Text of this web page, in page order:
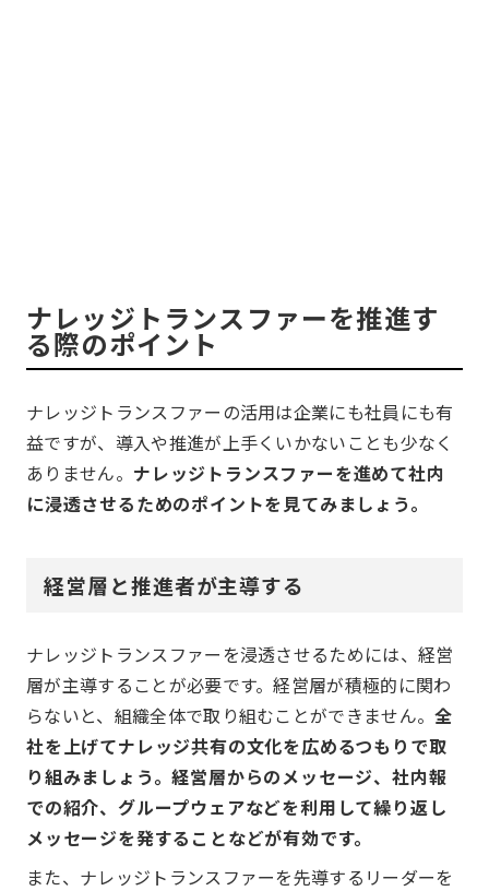
ナレッジトランスファーを推進す
る際のポイント
ナレッジトランスファーの活用は企業にも社員にも有
益ですが、導入や推進が上手くいかないことも少なく
ありません。 ナレッジトランスファーを進めて社内
に浸透させるためのポイントを見てみましょう。
経営層と推進者が主導する
ナレッジトランスファーを浸透させるためには、経営
層が主導することが必要です。経営層が積極的に関わ
らないと、組織全体で取り組むことができません。全
社を上げてナレッジ共有の文化を広めるつもりで取
り組みましょう。経営層からのメッセージ、社内報
での紹介、グループウェアなどを利用して繰り返し
メッセージを発することなどが有効です。
また、ナレッジトランスファーを先導するリーダーを